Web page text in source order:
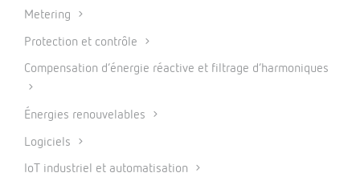
Metering
Protection et contrôle
Compensation d’énergie réactive et filtrage d’harmoniques
Énergies renouvelables
Logiciels
IoT industriel et automatisation